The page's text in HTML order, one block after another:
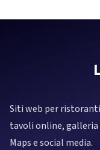
Siti web per
tavoli online,
Maps e social media.